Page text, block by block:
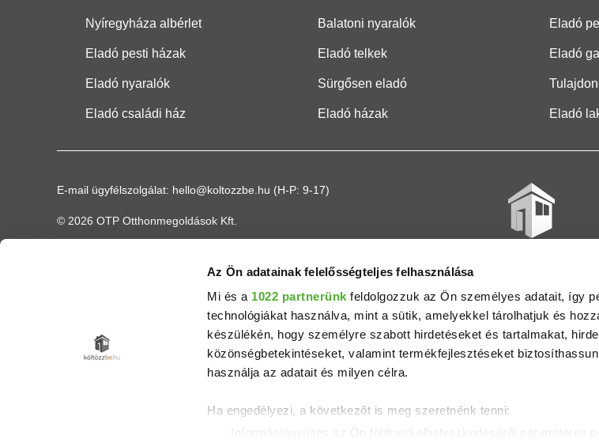
Az Ön adatainak felelősségteljes felhasználása
Mi és a 1022 partnerünk feldolgozzuk az Ön személyes adatait, így
technológiákat használva, mint a sütik, amelyekkel tárolhatjuk és
készülékén, hogy személyre szabott hirdetéseket és tartalmakat,
közönségbetekintéseket, valamint termékfejlesztéseket
használja az adatait és milyen célra.
Ha engedélyezi, a következőt is meg szeretnénk tenni:
Nyíregyháza albérlet Balatoni nyaralók Eladó
Eladó pesti házak Eladó telkek Eladó
Eladó nyaralók Sürgősen eladó
Eladó családi ház Eladó házak Eladó
E-mail ügyfélszolgálat: hello@koltozzbe.hu (H-P: 9-17)
© 2026 OTP Otthonmegoldások Kft.